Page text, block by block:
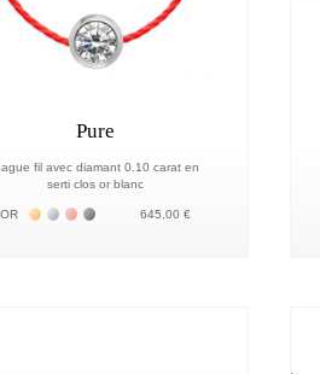
Pure
fil avec diamant 0.10 carat en
serti clos or blanc
OR Жёлтое золото 18К
Белое золото 18К
Розовое золото 18К
Чёрное золото 18К
645,00 €